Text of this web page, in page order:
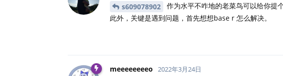
s609078902
作为水平不咋地的老菜鸟可以给你提
此外，关键是遇到问题，首先想想base r 怎么解决。
meeeeeeeeo 2022年3月24日